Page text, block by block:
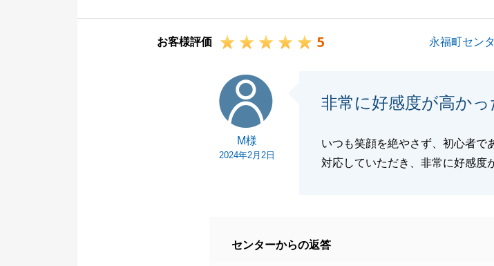
閉じる
お客様評価 5 永福町セン
M様
2024年2月2日
非常に好感度が高かっ
いつも笑顔を絶やさず、初心者で
対応していただき、非常に好感度
センターからの返答